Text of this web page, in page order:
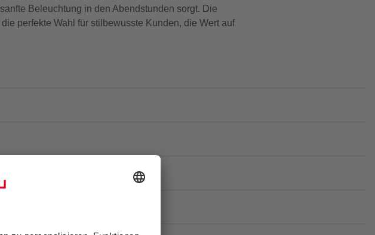
Beleuchtung in den Abendstunden sorgt. Die
perfekte Wahl für stilbewusste Kunden, die Wert auf